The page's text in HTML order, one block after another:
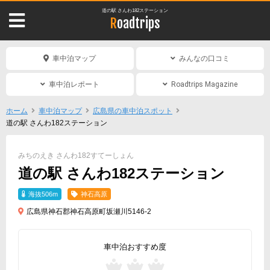
道の駅 さんわ182ステーション
Roadtrips
車中泊マップ みんなの口コミ
車中泊レポート Roadtrips Magazine
ホーム 車中泊マップ
広島県の車中泊スポット
道の駅 さんわ182ステーション
みちのえき さんわ182すてーしょん
道の駅 さんわ182ステーション
海抜506m 神石高原
広島県神石郡神石高原町坂瀬川5146-2
車中泊おすすめ度